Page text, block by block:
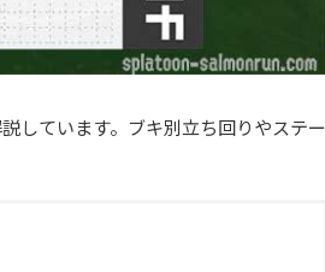
しています。ブキ別立ち回りやステー